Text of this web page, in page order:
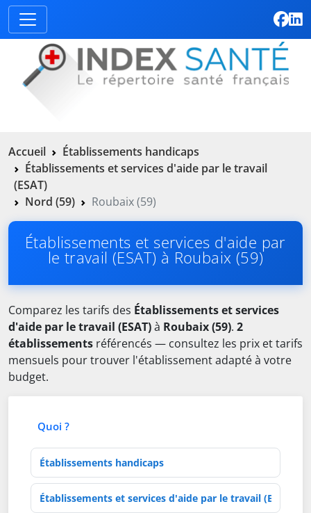
Accueil
Établissements handicaps
Établissements et services d'aide par le travail
(ESAT)
Nord (59)
Roubaix (59)
Établissements et services d'aide par
le travail (ESAT) à Roubaix (59)
Comparez les tarifs des Établissements et services
d'aide par le travail (ESAT)à Roubaix (59). 2
établissements référencés — consultez les prix et tarifs
mensuels pour trouver l'établissement adapté à votre
budget.
Quoi ?
Type d'établissement
Activités de soins